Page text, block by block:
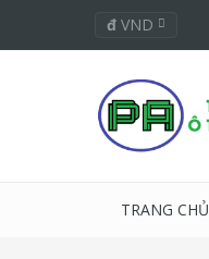
đ VND
TRANG CHỦ